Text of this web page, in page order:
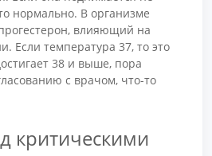
нормально. В организме
влияющий на
Если температура 37, то это
38 и выше, пора
с врачом, что-то
критическими